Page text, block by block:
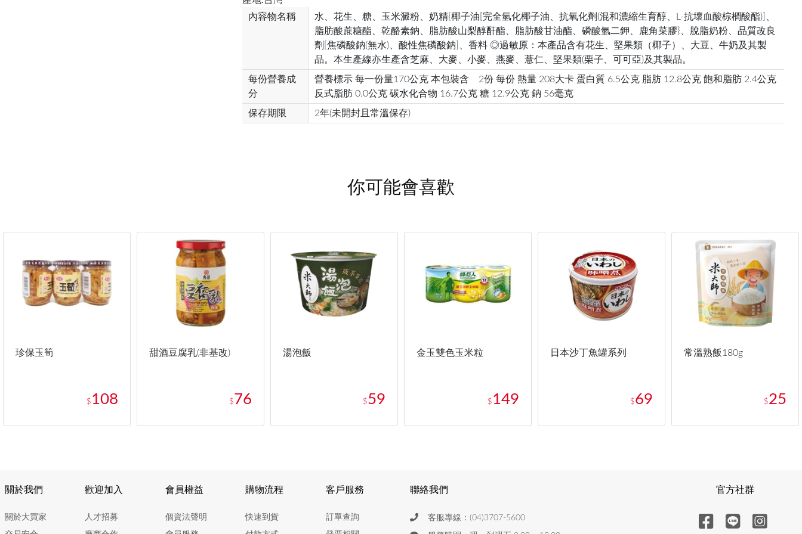
內容物名稱
水、花生、糖、玉米澱粉、奶精{椰子油[完全氫化椰子油、抗氧化劑(混和濃縮生育醇、L-抗壞血酸棕櫚酸酯)]、
脂肪酸蔗糖酯、乾酪素鈉、脂肪酸山梨醇酐酯、脂肪酸甘油酯、磷酸氫二鉀、鹿角菜膠}、脫脂奶粉、品質改良
劑[焦磷酸鈉(無水)、酸性焦磷酸鈉]、香料 ◎過敏原：本產品含有花生、堅果類（椰子）、大豆、牛奶及其製
品。本生產線亦生產含芝麻、大麥、小麥、燕麥、薏仁、堅果類(栗子、可可亞)及其製品。
每份營養成
分
營養標示 每一份量170公克 本包裝含 2份 每份 熱量 208大卡 蛋白質 6.5公克 脂肪 12.8公克 飽和脂肪 2.4公克
反式脂肪 0.0公克 碳水化合物 16.7公克 糖 12.9公克 鈉 56毫克
保存期限 2年(未開封且常溫保存)
你可能會喜歡
珍保玉筍
$ 108
甜酒豆腐乳(非基改)
$76
湯泡飯
$59
金玉雙色玉米粒
$ 149
日本沙丁魚罐系列
$69
常溫熟飯180g
$25
關於我們
關於大買家
歡迎加入
人才招募
會員權益
個資法聲明
購物流程
快速到貨
客戶服務
訂單查詢
聯絡我們
客服專線：(04)3707-5600
官方社群